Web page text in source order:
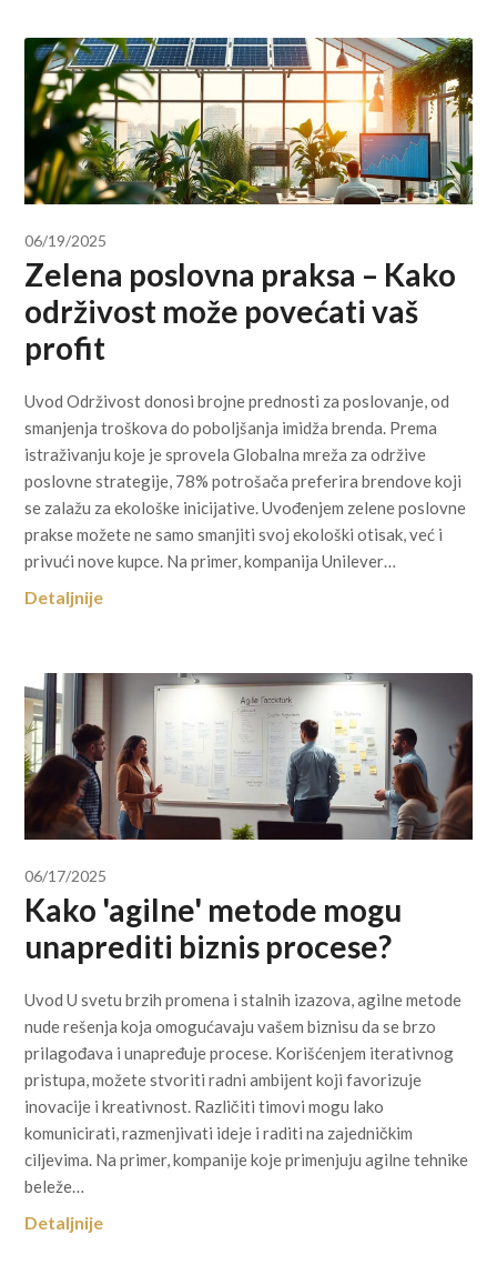
06/19/2025
Zelena poslovna praksa – Kako
održivost može povećati vaš
profit
Uvod Održivost donosi brojne prednosti za poslovanje, od
smanjenja troškova do poboljšanja imidža brenda. Prema
istraživanju koje je sprovela Globalna mreža za održive
poslovne strategije, 78% potrošača preferira brendove koji
se zalažu za ekološke inicijative. Uvođenjem zelene poslovne
prakse možete ne samo smanjiti svoj ekološki otisak, već i
privući nove kupce. Na primer, kompanija Unilever…
Detaljnije
06/17/2025
Kako 'agilne' metode mogu
unaprediti biznis procese?
Uvod U svetu brzih promena i stalnih izazova, agilne metode
nude rešenja koja omogućavaju vašem biznisu da se brzo
prilagođava i unapređuje procese. Korišćenjem iterativnog
pristupa, možete stvoriti radni ambijent koji favorizuje
inovacije i kreativnost. Različiti timovi mogu lako
komunicirati, razmenjivati ideje i raditi na zajedničkim
ciljevima. Na primer, kompanije koje primenjuju agilne tehnike
beleže…
Detaljnije